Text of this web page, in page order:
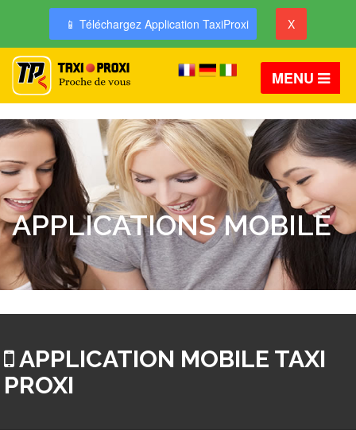
📱 Téléchargez Application TaxiProxi X
MENU
APPLICATIONS MOBILE
APPLICATION MOBILE TAXI
PROXI